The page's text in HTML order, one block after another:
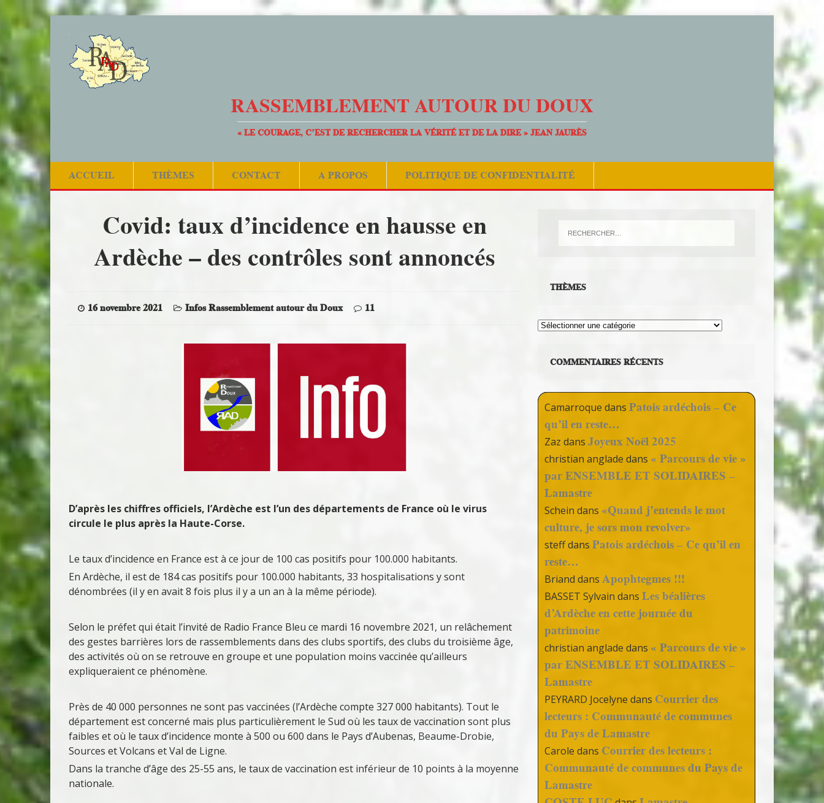
RASSEMBLEMENT AUTOUR DU DOUX
« LE COURAGE, C’EST DE RECHERCHER LA VÉRITÉ ET DE LA DIRE » JEAN JAURÈS
ACCUEIL THÈMES CONTACT A PROPOS POLITIQUE DE CONFIDENTIALITÉ
Covid: taux d’incidence en hausse en
Ardèche – des contrôles sont annoncés
16 novembre 2021 Infos Rassemblement autour du Doux 11
D’après les chiffres officiels, l’Ardèche est l’un des départements de France où le virus
circule le plus après la Haute-Corse.
Le taux d’incidence en France est à ce jour de 100 cas positifs pour 100.000 habitants.
En Ardèche, il est de 184 cas positifs pour 100.000 habitants, 33 hospitalisations y sont
dénombrées (il y en avait 8 fois plus il y a un an à la même période).
Selon le préfet qui était l’invité de Radio France Bleu ce mardi 16 novembre 2021, un relâchement
des gestes barrières lors de rassemblements dans des clubs sportifs, des clubs du troisième âge,
des activités où on se retrouve en groupe et une population moins vaccinée qu’ailleurs
expliqueraient ce phénomène.
Près de 40 000 personnes ne sont pas vaccinées (l’Ardèche compte 327 000 habitants). Tout le
département est concerné mais plus particulièrement le Sud où les taux de vaccination sont plus
faibles et où le taux d’incidence monte à 500 ou 600 dans le Pays d’Aubenas, Beaume-Drobie,
Sources et Volcans et Val de Ligne.
Dans la tranche d’âge des 25-55 ans, le taux de vaccination est inférieur de 10 points à la moyenne
nationale.
THÈMES
Thèmes
COMMENTAIRES RÉCENTS
Camarroque dansPatois ardéchois – Ce
qu’il en reste…
Zaz dansJoyeux Noël 2025
christian anglade dans « Parcours de vie »
par ENSEMBLE ET SOLIDAIRES –
Lamastre
Schein dans «Quand j’entends le mot
culture, je sors mon revolver»
steffdansPatois ardéchois – Ce qu’il en
reste…
Briand dansApophtegmes !!!
BASSET Sylvain dansLes béalières
d’Ardèche en cette journée du
patrimoine
christian anglade dans « Parcours de vie »
par ENSEMBLE ET SOLIDAIRES –
Lamastre
PEYRARD Jocelyne dans Courrier des
lecteurs : Communauté de communes
du Pays de Lamastre
Carole dans Courrier des lecteurs :
Communauté de communes du Pays de
Lamastre